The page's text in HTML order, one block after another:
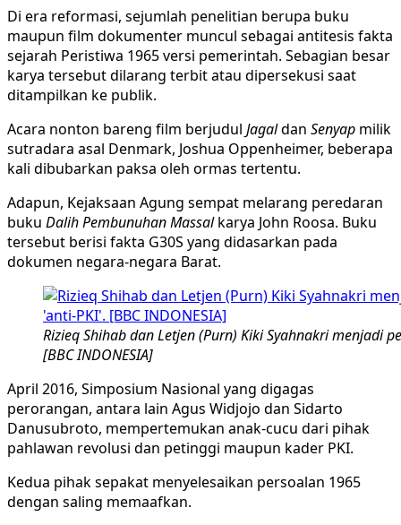
Di era reformasi, sejumlah penelitian berupa buku
maupun film dokumenter muncul sebagai antitesis fakta
sejarah Peristiwa 1965 versi pemerintah. Sebagian besar
karya tersebut dilarang terbit atau dipersekusi saat
ditampilkan ke publik.
Acara nonton bareng film berjudul Jagaldan Senyap milik
sutradara asal Denmark, Joshua Oppenheimer, beberapa
kali dibubarkan paksa oleh ormas tertentu.
Adapun, Kejaksaan Agung sempat melarang peredaran
buku Dalih Pembunuhan Massalkarya John Roosa. Buku
tersebut berisi fakta G30S yang didasarkan pada
dokumen negara-negara Barat.
Rizieq Shihab dan Letjen (Purn) Kiki Syahnakri menjadi
[BBC INDONESIA]
April 2016, Simposium Nasional yang digagas
perorangan, antara lain Agus Widjojo dan Sidarto
Danusubroto, mempertemukan anak-cucu dari pihak
pahlawan revolusi dan petinggi maupun kader PKI.
Kedua pihak sepakat menyelesaikan persoalan 1965
dengan saling memaafkan.